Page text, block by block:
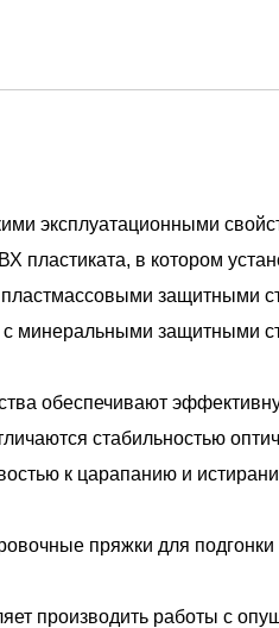
эксплуатационными
пластиката, в котором
защитными
с минеральными защитными
обеспечивают
стабильностью
к царапанию и
пряжки для
производить работы с